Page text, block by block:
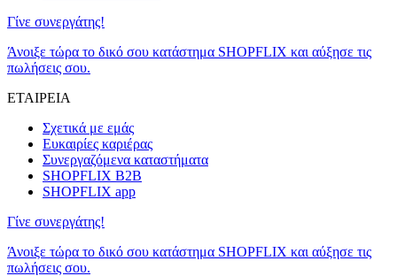
Γίνε συνεργάτης!
Άνοιξε τώρα το δικό σου κατάστημα SHOPFLIX και αύξησε τις
πωλήσεις σου.
ΕΤΑΙΡΕΙΑ
Σχετικά με εμάς
Ευκαιρίες καριέρας
Συνεργαζόμενα καταστήματα
SHOPFLIX B2B
SHOPFLIX app
Γίνε συνεργάτης!
Άνοιξε τώρα το δικό σου κατάστημα SHOPFLIX και αύξησε τις
πωλήσεις σου.